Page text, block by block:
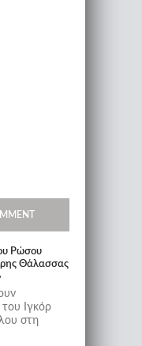
Ρώσου
Θάλασσας
Ιγκόρ
στη